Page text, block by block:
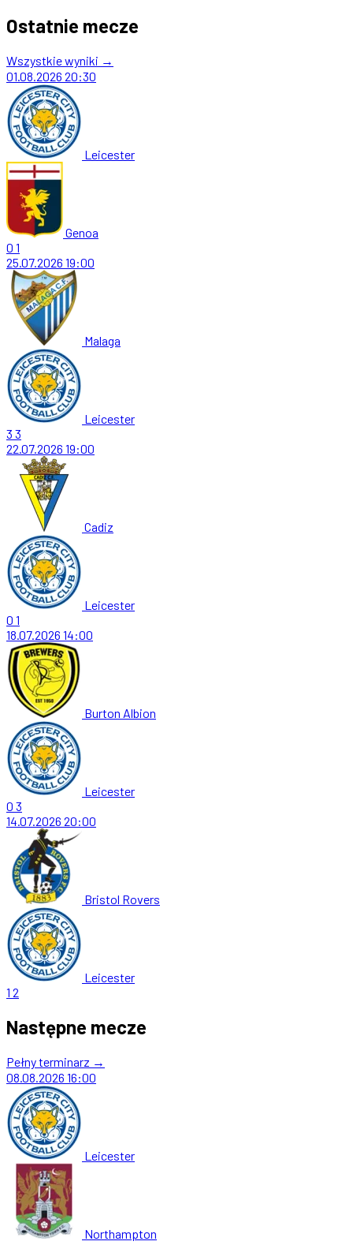
Ostatnie mecze
Wszystkie wyniki →
01.08.2026 20:30
Leicester
Genoa
0 1
25.07.2026 19:00
Malaga
Leicester
3 3
22.07.2026 19:00
Cadiz
Leicester
0 1
18.07.2026 14:00
Burton Albion
Leicester
0 3
14.07.2026 20:00
Bristol Rovers
Leicester
1 2
Następne mecze
Pełny terminarz →
08.08.2026 16:00
Leicester
Northampton